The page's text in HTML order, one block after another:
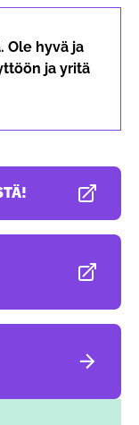
Ole hyvä ja
ja yritä